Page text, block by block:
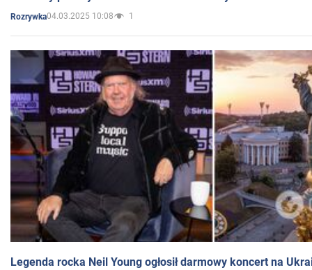
Rozrywka04.03.2025 10:08 1
Legenda rocka Neil Young ogłosił darmowy koncert na